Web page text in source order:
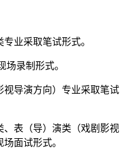
业采取笔试形式。
录制形式。
导演方向）专业采取笔试
表（导）演类（戏剧影视
面试形式。